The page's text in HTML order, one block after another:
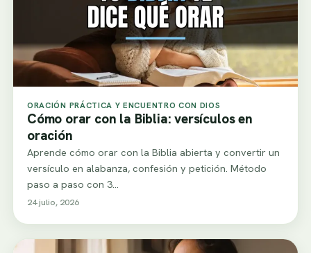
ORACIÓN PRÁCTICA Y ENCUENTRO CON DIOS
Cómo orar con la Biblia: versículos en
oración
Aprende cómo orar con la Biblia abierta y convertir un
versículo en alabanza, confesión y petición. Método
paso a paso con 3…
24 julio, 2026